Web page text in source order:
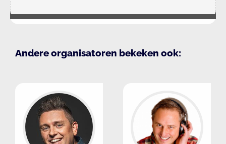
Andere organisatoren bekeken ook: